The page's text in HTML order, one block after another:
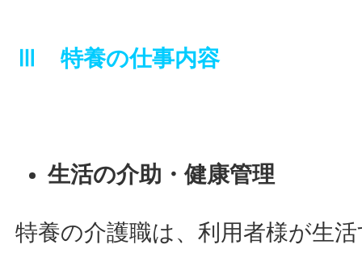
Ⅲ 特養の仕事内容
生活の介助・健康管理
特養の介護職は、利用者様が生